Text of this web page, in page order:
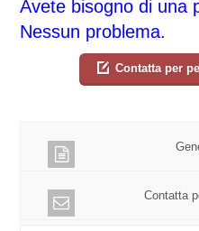
Avete bisogno di una
Nessun problema.
Contatta per
Contatta